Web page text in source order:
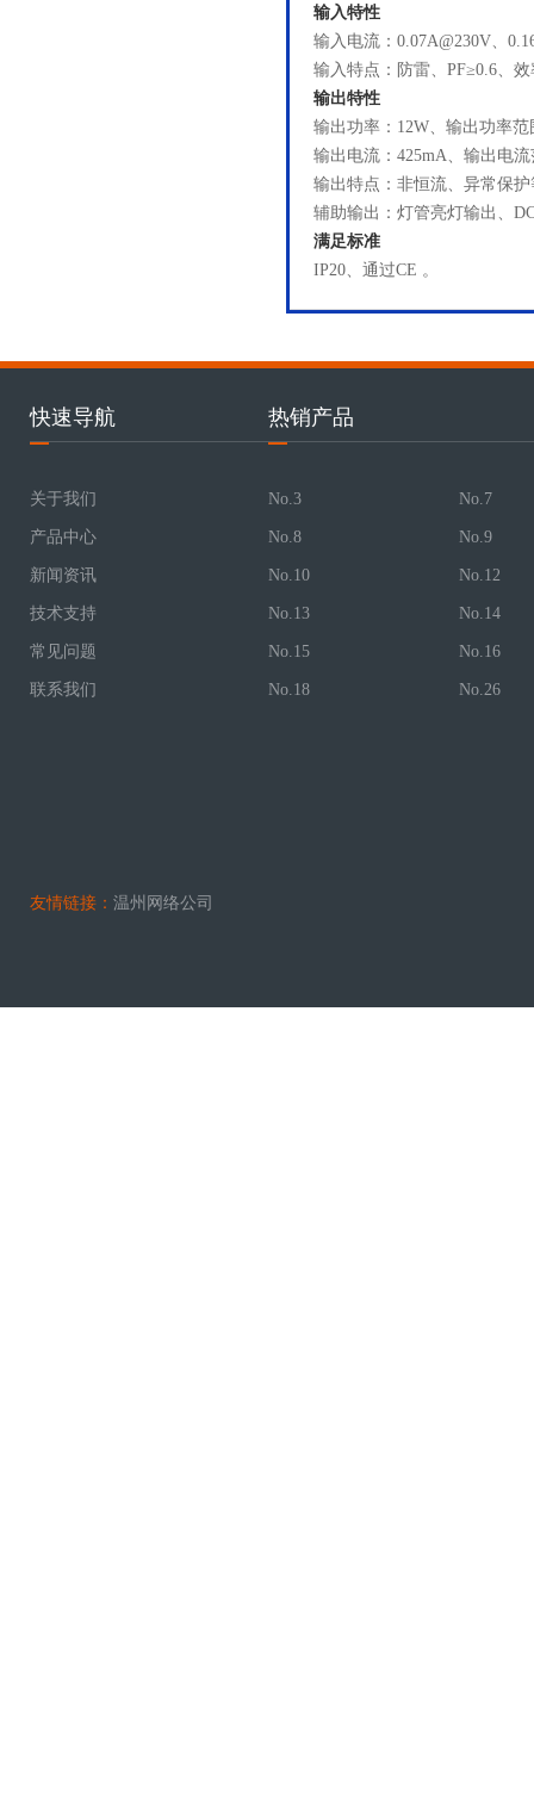
输入特性
输入电流：0.07A@230V、
输入特点：防雷、PF≥0.6、效
输出特性
输出功率：12W、输出功率
输出电流：425mA、输出电
输出特点：非恒流、异常保护
辅助输出：灯管亮灯输出、
满足标准
IP20、通过CE 。
快速导航
关于我们
产品中心
新闻资讯
技术支持
常见问题
联系我们
热销产品
No.3 No.7
No.8 No.9
No.10 No.12
No.13 No.14
No.15 No.16
No.18 No.26
友情链接： 温州网络公司